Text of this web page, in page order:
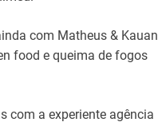
com Matheus & Kauan
food e queima de fogos
com a experiente agência